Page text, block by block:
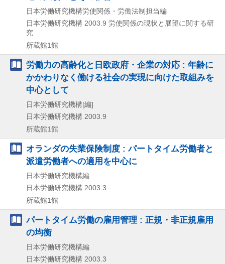
日本労働研究機構労使関係・労働法制担当編
日本労働研究機構 2003.9 労使関係の現状と展望に関する研
究
所蔵館1館
労働力の高齢化と日欧政府・企業の対応 : 年齢に
かかわりなく働ける社会の実現に向けた取組みを
中心として
日本労働研究機構[編]
日本労働研究機構 2003.9
所蔵館1館
オランダの失業保険制度 : パートタイム労働者と
派遣労働者への適用を中心に
日本労働研究機構編
日本労働研究機構 2003.3
所蔵館1館
パートタイム労働の雇用管理 : 正規・非正規雇用
の均衡
日本労働研究機構編
日本労働研究機構 2003.3